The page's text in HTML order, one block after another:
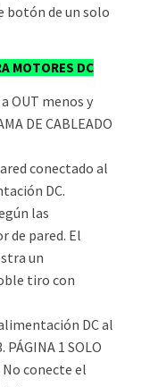
botón de un solo
MOTORES DC
OUT menos y
DE CABLEADO
conectado al
DC.
las
de pared. El
un
tiro con
DC al
1 SOLO
No conecte el